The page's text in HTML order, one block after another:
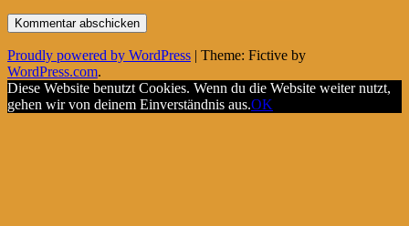
Proudly powered by WordPress | Theme: Fictive by
WordPress.com.
Diese Website benutzt Cookies. Wenn du die Website weiter nutzt,
gehen wir von deinem Einverständnis aus.OK